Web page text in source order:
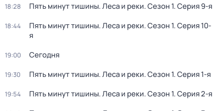
18:28 Пять минут тишины. Леса и реки. Сезон 1. Серия 9-я
18:44 Пять минут тишины. Леса и реки. Сезон 1. Серия 10-
я
19:00 Сегодня
19:30 Пять минут тишины. Леса и реки. Сезон 1. Серия 1-я
19:54 Пять минут тишины. Леса и реки. Сезон 1. Серия 2-я